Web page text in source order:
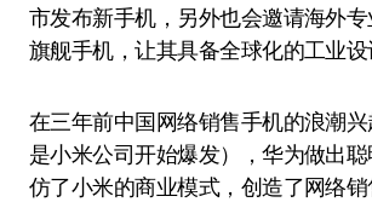
市发布新手机，另外也会邀请海外
旗舰手机，让其具备全球化的工业设
在三年前中国网络销售手机的浪潮
是小米公司开始爆发），华为做出
仿了小米的商业模式，创造了网络